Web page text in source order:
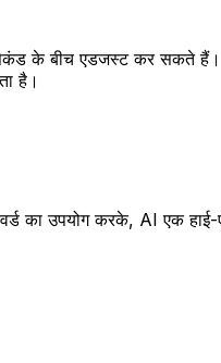
एडजस्ट कर सकते हैं।
है।
का उपयोग करके, AI एक